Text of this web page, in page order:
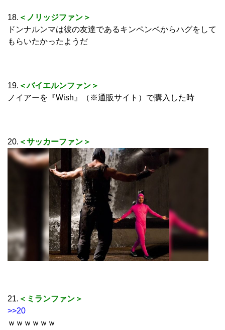
18. ＜ノリッジファン＞
ドンナルンマは彼の友達であるキンペンベからハグをして
もらいたかったようだ
19. ＜バイエルンファン＞
ノイアーを『Wish』（※通販サイト）で購入した時
20. ＜サッカーファン＞
21. ＜ミランファン＞
>>20
ｗｗｗｗｗｗ